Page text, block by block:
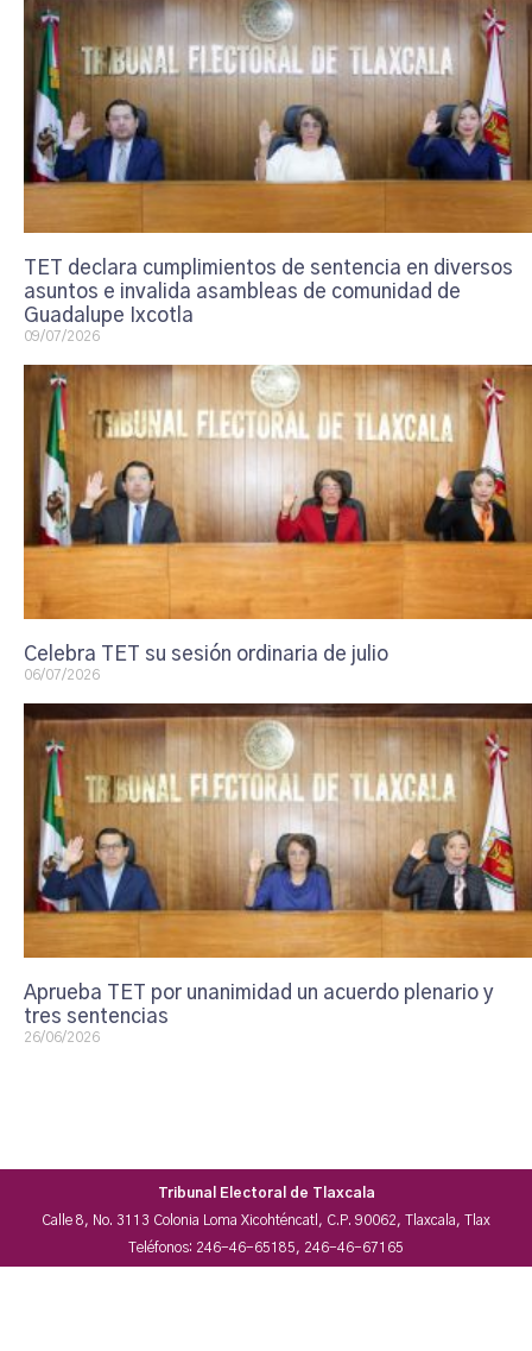
TET declara cumplimientos de sentencia en diversos
asuntos e invalida asambleas de comunidad de
Guadalupe Ixcotla
09/07/2026
Celebra TET su sesión ordinaria de julio
06/07/2026
Aprueba TET por unanimidad un acuerdo plenario y
tres sentencias
26/06/2026
Tribunal Electoral de Tlaxcala
Calle 8, No. 3113 Colonia Loma Xicohténcatl, C.P. 90062, Tlaxcala, Tlax
Teléfonos: 246-46-65185, 246-46-67165